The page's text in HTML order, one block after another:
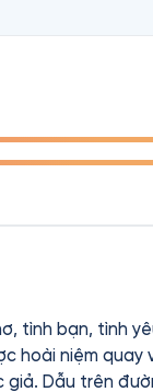
dại khờ ngô
nó kể chuyện
những triết
phải dừng lại
tình bạn, tình
hoài niệm
Dẫu trên